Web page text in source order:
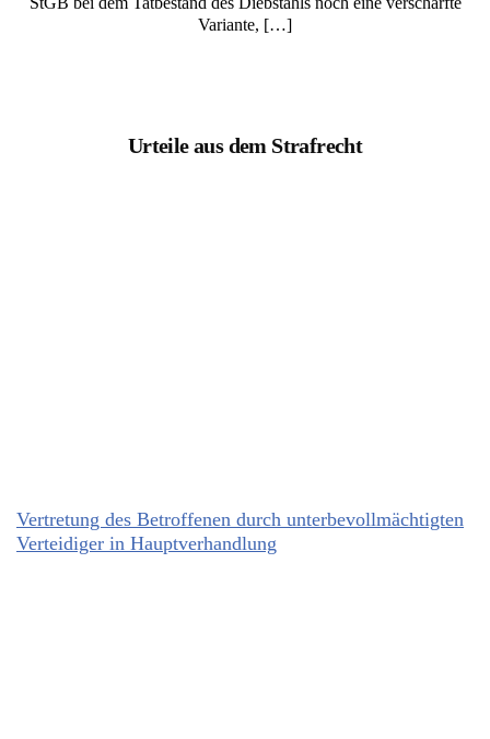
Variante, […]
Urteile aus dem Strafrecht
Vertretung des Betroffenen durch unterbevollmächtigten
Verteidiger in Hauptverhandlung